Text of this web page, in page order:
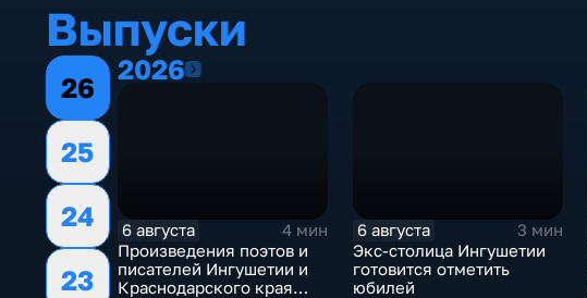
Выпуски
26
25
24
23
20262026
6 августа
4 мин
Произведения поэтов и
писателей Ингушетии и
Краснодарского края
6 августа
3 мин
Экс-столица Ингушетии
готовится отметить
юбилей